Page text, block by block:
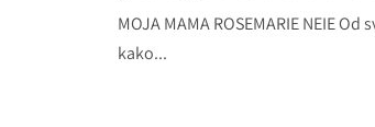
MOJA MAMA ROSEMARIE NEIE
kako...